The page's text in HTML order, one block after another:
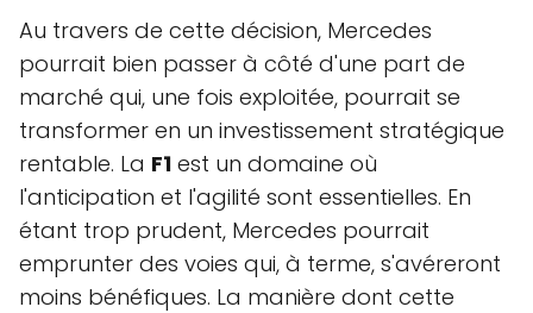
Au travers de cette décision, Mercedes
pourrait bien passer à côté d'une part de
marché qui, une fois exploitée, pourrait se
transformer en un investissement stratégique
rentable. La F1 est un domaine où
l'anticipation et l'agilité sont essentielles. En
étant trop prudent, Mercedes pourrait
emprunter des voies qui, à terme, s'avéreront
moins bénéfiques. La manière dont cette